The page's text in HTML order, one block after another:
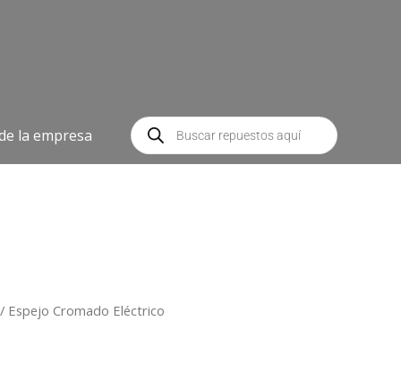
la empresa
Búsqueda
de
productos
/ Espejo Cromado Eléctrico